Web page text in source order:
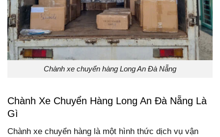
Chành xe chuyển hàng Long An Đà Nẵng
Chành Xe Chuyển Hàng Long An Đà Nẵng Là
Gì
Chành xe chuyển hàng là một hình thức dịch vụ vận